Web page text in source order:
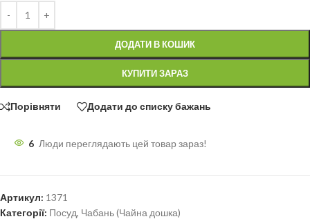
ДОДАТИ В КОШИК
КУПИТИ ЗАРАЗ
Порівняти Додати до списку бажань
6 Люди переглядають цей товар зараз!
Артикул: 1371
Категорії: Посуд, Чабань (Чайна дошка)